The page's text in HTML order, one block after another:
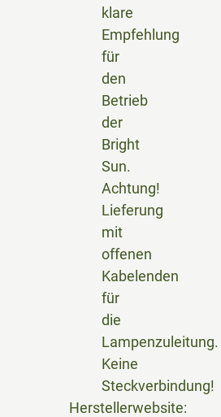
klare
Empfehlung
für
den
Betrieb
der
Bright
Sun.
Achtung!
Lieferung
mit
offenen
Kabelenden
für
die
Lampenzuleitung.
Keine
Steckverbindung!
Herstellerwebsite: